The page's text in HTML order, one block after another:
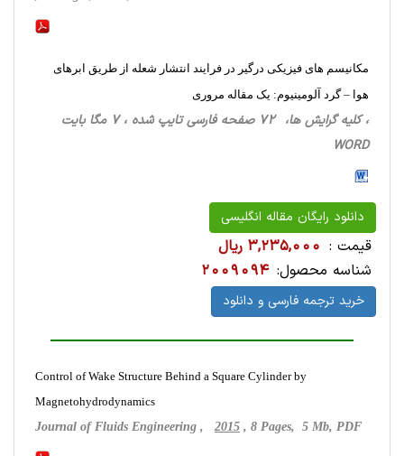
مکانیسم های فیزیکی درگیر در فرایند انتشار شعله از طریق ابرهای
هوا – گرد آلومینیوم: یک مقاله مروری
، کلیه گرایش ها، 72 صفحه فارسی تایپ شده ، 7 مگا بایت
WORD
دانلود رایگان مقاله انگلیسی
قیمت : 3,235,000 ریال
شناسه محصول: 2009094
خرید ترجمه فارسی و دانلود
Control of Wake Structure Behind a Square Cylinder by
Magnetohydrodynamics
Journal of Fluids Engineering , 2015 , 8 Pages, 5 Mb, PDF